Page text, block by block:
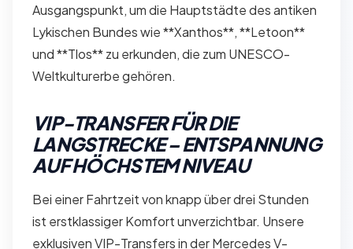
Ausgangspunkt, um die Hauptstädte des antiken
Lykischen Bundes wie **Xanthos**, **Letoon**
und **Tlos** zu erkunden, die zum UNESCO-
Weltkulturerbe gehören.
VIP-TRANSFER FÜR DIE
LANGSTRECKE – ENTSPANNUNG
AUF HÖCHSTEM NIVEAU
Bei einer Fahrtzeit von knapp über drei Stunden
ist erstklassiger Komfort unverzichtbar. Unsere
exklusiven VIP-Transfers in der Mercedes V-